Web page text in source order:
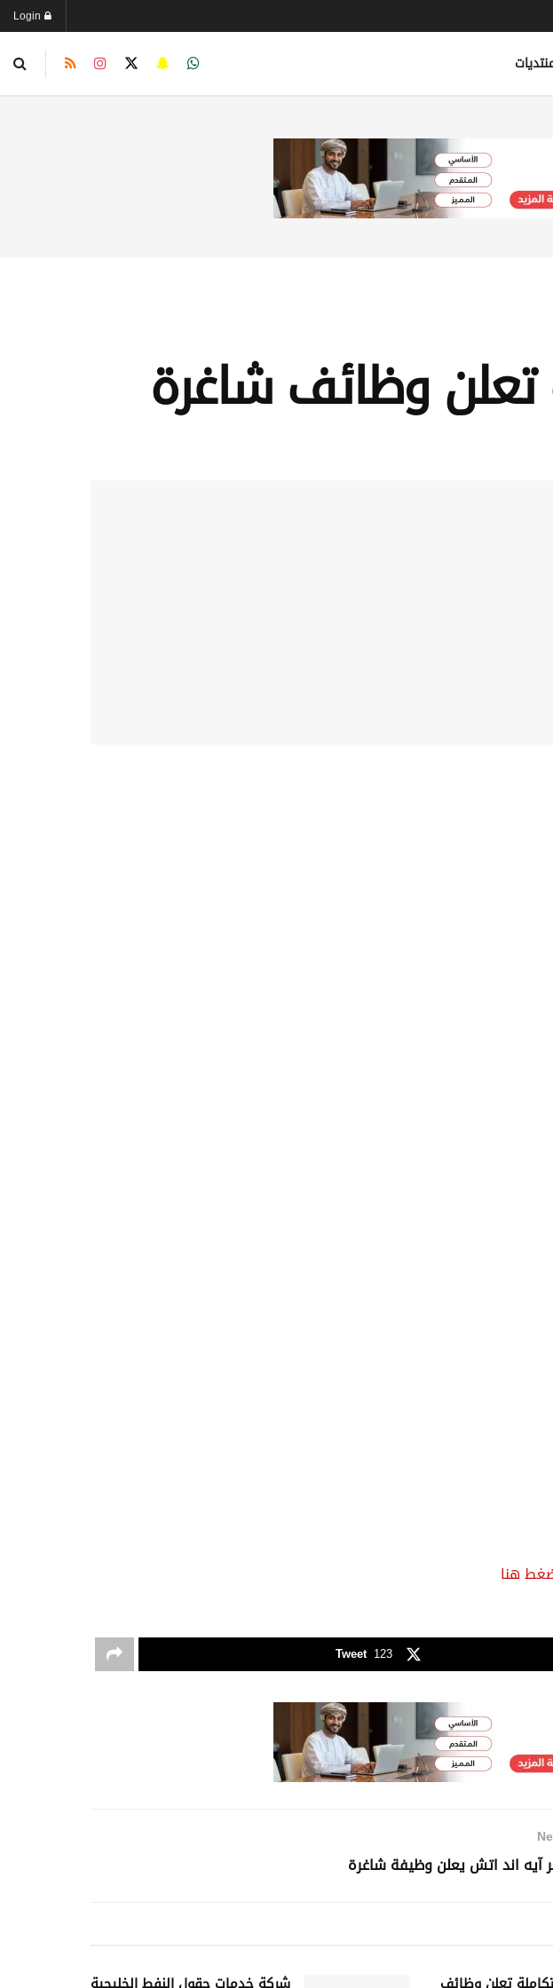
تعلن وظائف شاغرة
هنا
Tweet 123
آيه اند اتش يعلن وظيفة شاغرة